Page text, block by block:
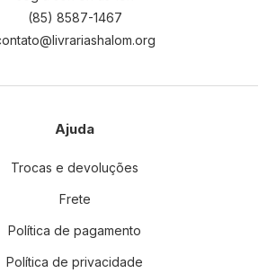
(85) 8587-1467
Ajuda
Trocas e devoluções
Frete
Política de pagamento
Política de privacidade